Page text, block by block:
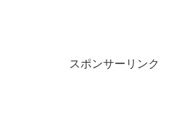
スポンサーリンク